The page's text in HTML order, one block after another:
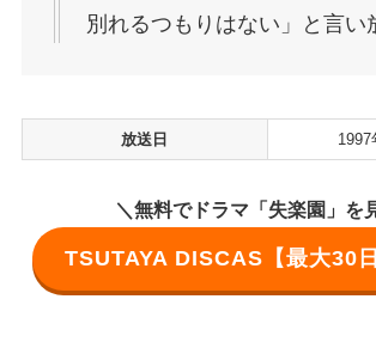
別れるつもりはない」と言い
放送日 1997
＼無料でドラマ「失楽園」を
TSUTAYA DISCAS【最大30